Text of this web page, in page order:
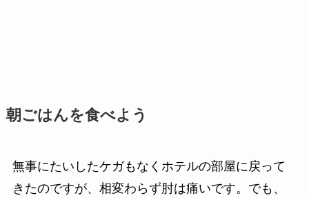
朝ごはんを食べよう
無事にたいしたケガもなくホテルの部屋に戻って
きたのですが、相変わらず肘は痛いです。でも、